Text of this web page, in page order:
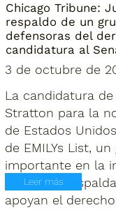
Chicago Tribune:
respaldo de un
defensoras del
candidatura al
3 de octubre de
La candidatura
Stratton para la
de Estados
de EMILYs List,
importante en la
partido al
apoyan el
Leer más